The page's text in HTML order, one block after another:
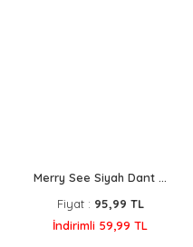
Merry See Siyah Dant ...
Fiyat : 95,99 TL
İndirimli 59,99 TL